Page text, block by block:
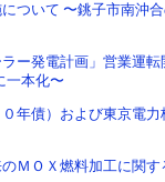
ついて 〜銚子市南沖
ー発電計画」営業運
一本化〜
年債）および東京電
ＭＯＸ燃料加工に関